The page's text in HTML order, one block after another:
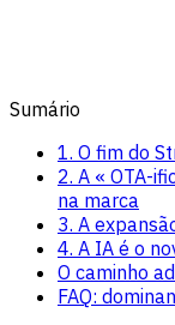
Sumário
1. O fim do
2. A « OTA-
na marca
3. A
4. A IA é o
O caminho
FAQ: